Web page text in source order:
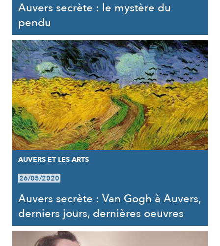
Auvers secrète : le mystère du
pendu
AUVERS ET LES ARTS
26/05/2020
Auvers secrète : Van Gogh à Auvers,
derniers jours, dernières oeuvres